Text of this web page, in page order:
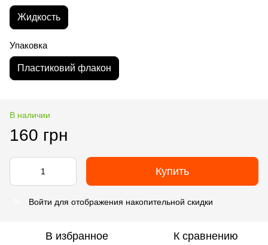
Жидкость
Упаковка
Пластиковий флакон
В наличии
160 грн
Купить
Войти для отображения накопительной скидки
В избранное К сравнению